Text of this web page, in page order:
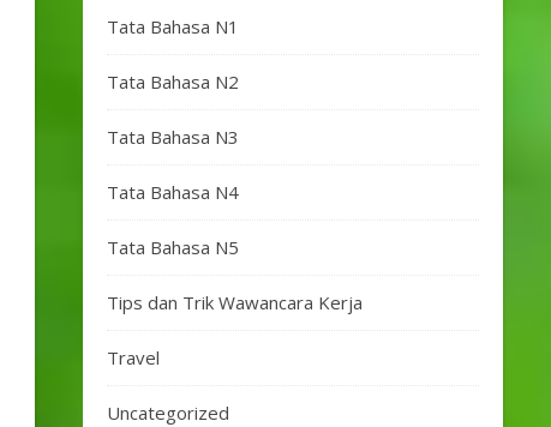
Tata Bahasa N1
Tata Bahasa N2
Tata Bahasa N3
Tata Bahasa N4
Tata Bahasa N5
Tips dan Trik Wawancara Kerja
Travel
Uncategorized